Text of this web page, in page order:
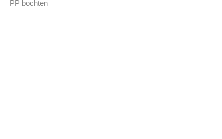
PP bochten